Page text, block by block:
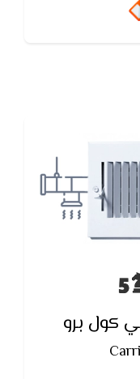
كان التكييف يعمل
كول برو